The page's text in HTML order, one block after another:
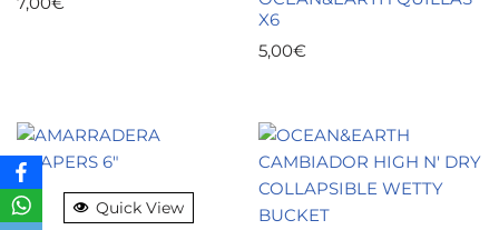
X6
5,00€
Quick View